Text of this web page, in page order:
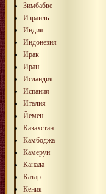
Зимбабве
Израиль
Индия
Индонезия
Ирак
Иран
Исландия
Испания
Италия
Йемен
Казахстан
Камбоджа
Камерун
Канада
Катар
Кения